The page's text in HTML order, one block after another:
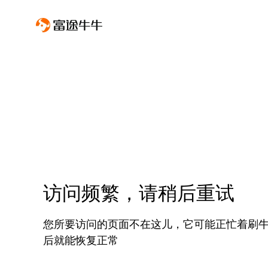
访问频繁，请稍后重试
您所要访问的页面不在这儿，它可能正忙着刷
后就能恢复正常